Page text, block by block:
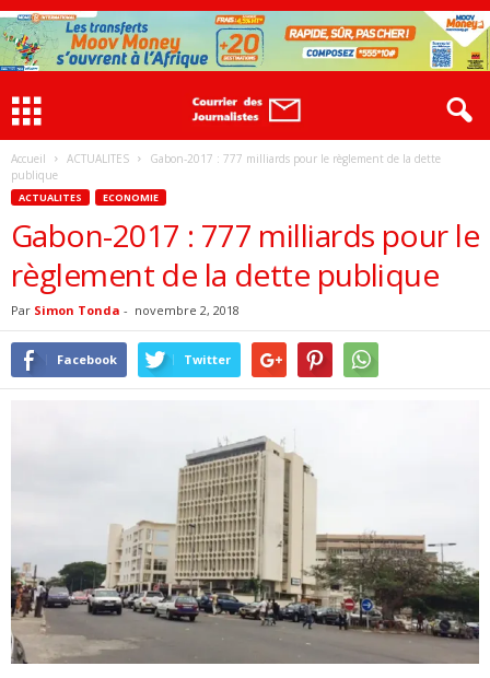
Accueil ACTUALITES
Gabon-2017 : 777 milliards pour le règlement de la dette
publique
ACTUALITES ECONOMIE
Gabon-2017 : 777 milliards pour le
règlement de la dette publique
Par Simon Tonda - novembre 2, 2018
Facebook Twitter